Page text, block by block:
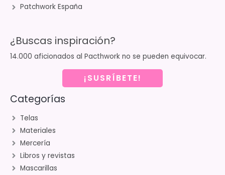
Patchwork España
¿Buscas inspiración?
14.000 aficionados al Pacthwork no se pueden equivocar.
¡SUSRÍBETE!
Categorías
Telas
Materiales
Mercería
Libros y revistas
Mascarillas